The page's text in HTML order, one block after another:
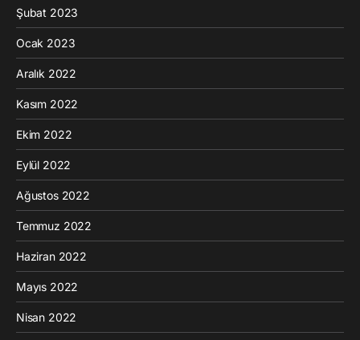
Şubat 2023
Ocak 2023
Aralık 2022
Kasım 2022
Ekim 2022
Eylül 2022
Ağustos 2022
Temmuz 2022
Haziran 2022
Mayıs 2022
Nisan 2022